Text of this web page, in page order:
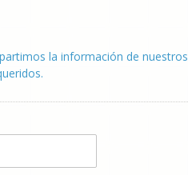
la información de nuestros